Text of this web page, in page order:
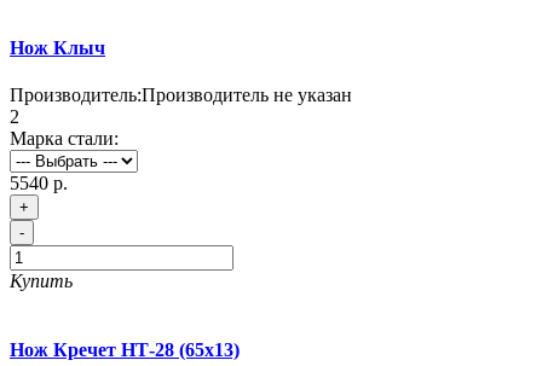
Нож Клыч
Производитель:Производитель не указан
2
Марка стали:
5540 р.
+
-
Купить
Нож Кречет НТ-28 (65х13)